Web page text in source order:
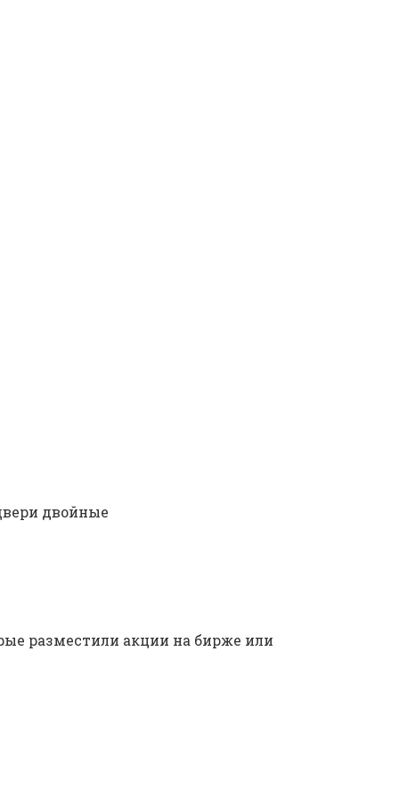
двойные
разместили акции на бирже или